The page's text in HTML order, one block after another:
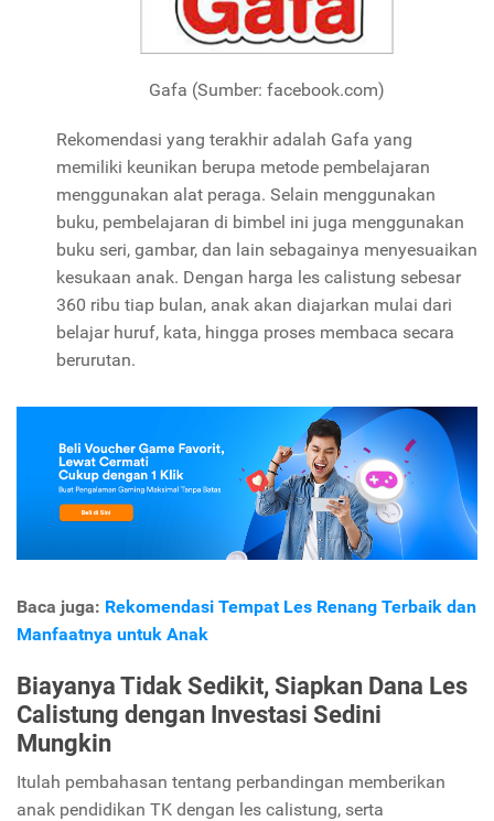
Gafa (Sumber: facebook.com)
Rekomendasi yang terakhir adalah Gafa yang
memiliki keunikan berupa metode pembelajaran
menggunakan alat peraga. Selain menggunakan
buku, pembelajaran di bimbel ini juga menggunakan
buku seri, gambar, dan lain sebagainya menyesuaikan
kesukaan anak. Dengan harga les calistung sebesar
360 ribu tiap bulan, anak akan diajarkan mulai dari
belajar huruf, kata, hingga proses membaca secara
berurutan.
Baca juga: Rekomendasi Tempat Les Renang Terbaik dan
Manfaatnya untuk Anak
Biayanya Tidak Sedikit, Siapkan Dana Les
Calistung dengan Investasi Sedini
Mungkin
Itulah pembahasan tentang perbandingan memberikan
anak pendidikan TK dengan les calistung, serta